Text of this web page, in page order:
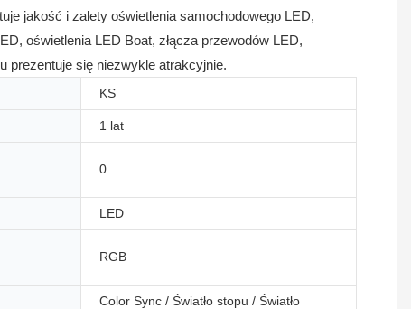
jakość i zalety oświetlenia samochodowego LED,
oświetlenia LED Boat, złącza przewodów LED,
prezentuje się niezwykle atrakcyjnie.
KS
1 lat
0
LED
RGB
Color Sync / Światło stopu / Światło